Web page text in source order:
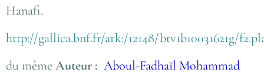
Hanafi.
http://gallica.bnf.fr/ark:/12148/btv1b10031621g/
du même Auteur : Aboul-Fadhaïl Mohammad